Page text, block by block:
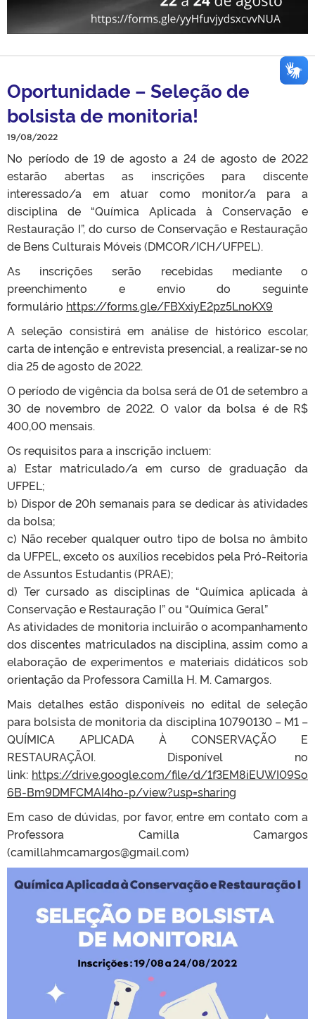
Oportunidade – Seleção de
bolsista de monitoria!
19/08/2022
No período de 19 de agosto a 24 de agosto de 2022
estarão abertas as inscrições para discente
interessado/a em atuar como monitor/a para a
disciplina de “Química Aplicada à Conservação e
Restauração I”, do curso de Conservação e Restauração
de Bens Culturais Móveis (DMCOR/ICH/UFPEL).
As inscrições serão recebidas mediante o
preenchimento e envio do seguinte
formulário https://forms.gle/FBXxiyE2pz5LnoKX9
A seleção consistirá em análise de histórico escolar,
carta de intenção e entrevista presencial, a realizar-se no
dia 25 de agosto de 2022.
O período de vigência da bolsa será de 01 de setembro a
30 de novembro de 2022. O valor da bolsa é de R$
400,00 mensais.
Os requisitos para a inscrição incluem:
a) Estar matriculado/a em curso de graduação da
UFPEL;
b) Dispor de 20h semanais para se dedicar às atividades
da bolsa;
c) Não receber qualquer outro tipo de bolsa no âmbito
da UFPEL, exceto os auxílios recebidos pela Pró‑Reitoria
de Assuntos Estudantis (PRAE);
d) Ter cursado as disciplinas de “Química aplicada à
Conservação e Restauração I” ou “Química Geral”
As atividades de monitoria incluirão o acompanhamento
dos discentes matriculados na disciplina, assim como a
elaboração de experimentos e materiais didáticos sob
orientação da Professora Camilla H. M. Camargos.
Mais detalhes estão disponíveis no edital de seleção
para bolsista de monitoria da disciplina 10790130 – M1 –
QUÍMICA APLICADA À CONSERVAÇÃO E
RESTAURAÇÃOI. Disponível no
link: https://drive.google.com/file/d/1f3EM8iEUWI09So
6B-Bm9DMFCMAI4ho-p/view?usp=sharing
Em caso de dúvidas, por favor, entre em contato com a
Professora Camilla Camargos
(camillahmcamargos@gmail.com)